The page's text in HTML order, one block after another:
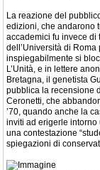
La reazione del
edizioni, che andarono
accademici fu invece di
dell’Università di
inspiegabilmente si
L’Unità, e in lettere
Bretagna, il genetista
pubblica la recensione
Ceronetti, che
’70, quando anche la
inviti ad erigerle
una contestazione
spiegazioni di